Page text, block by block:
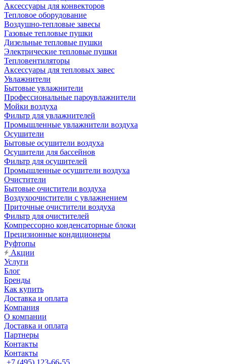
Аксессуары для конвекторов
Тепловое оборудование
Воздушно-тепловые завесы
Газовые тепловые пушки
Дизельные тепловые пушки
Электрические тепловые пушки
Тепловентиляторы
Аксессуары для тепловых завес
Увлажнители
Бытовые увлажнители
Профессиональные пароувлажнители
Мойки воздуха
Фильтр для увлажнителей
Промышленные увлажнители воздуха
Осушители
Бытовые осушители воздуха
Осушители для бассейнов
Фильтр для осушителей
Промышленные осушители воздуха
Очистители
Бытовые очистители воздуха
Воздухоочистители с увлажнением
Приточные очистители воздуха
Фильтр для очистителей
Компрессорно конденсаторные блоки
Прецизионные кондиционеры
Руфтопы
Акции
Услуги
Блог
Бренды
Как купить
Доставка и оплата
Компания
О компании
Доставка и оплата
Партнеры
Контакты
Контакты
+7 (495) 123-66-55